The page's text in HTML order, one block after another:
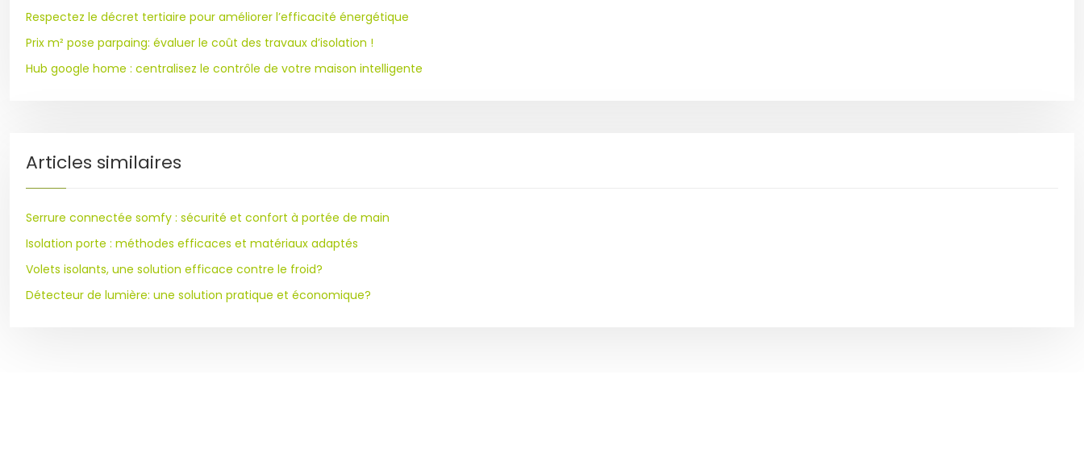
Respectez le décret tertiaire pour améliorer l’efficacité énergétique
Prix m² pose parpaing: évaluer le coût des travaux d’isolation !
Hub google home : centralisez le contrôle de votre maison intelligente
Articles similaires
Serrure connectée somfy : sécurité et confort à portée de main
Isolation porte : méthodes efficaces et matériaux adaptés
Volets isolants, une solution efficace contre le froid?
Détecteur de lumière: une solution pratique et économique?